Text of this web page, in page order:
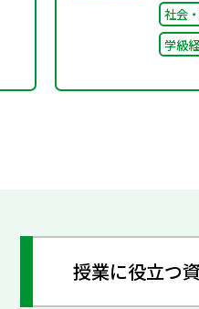
「共
ト」
社会
学級
授業に役立つ